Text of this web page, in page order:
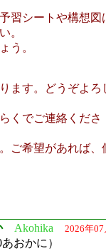
習シートや構想図
。
う。
ます。どうぞよろ
くでご連絡くださ
ご希望があれば、
Akohika 2026年07
おかに）